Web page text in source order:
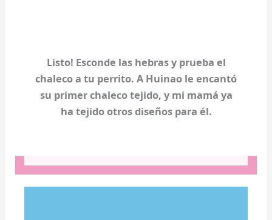
Listo! Esconde las hebras y prueba el
chaleco a tu perrito. A Huinao le encantó
su primer chaleco tejido, y mi mamá ya
ha tejido otros diseños para él.